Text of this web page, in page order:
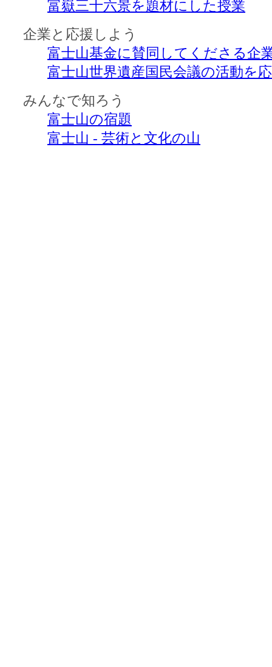
富嶽三十六景を題材にした授業
企業と応援しよう
富士山基金に賛同してくださる企
富士山世界遺産国民会議の活動を
みんなで知ろう
富士山の宿題
富士山 - 芸術と文化の山